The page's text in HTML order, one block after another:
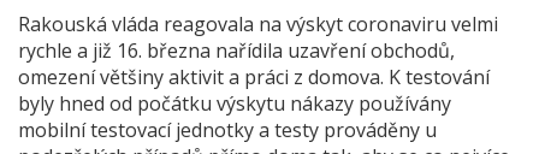
Rakouská vláda reagovala na výskyt coronaviru velmi
rychle a již 16. března nařídila uzavření obchodů,
omezení většiny aktivit a práci z domova. K testování
byly hned od počátku výskytu nákazy používány
mobilní testovací jednotky a testy prováděny u